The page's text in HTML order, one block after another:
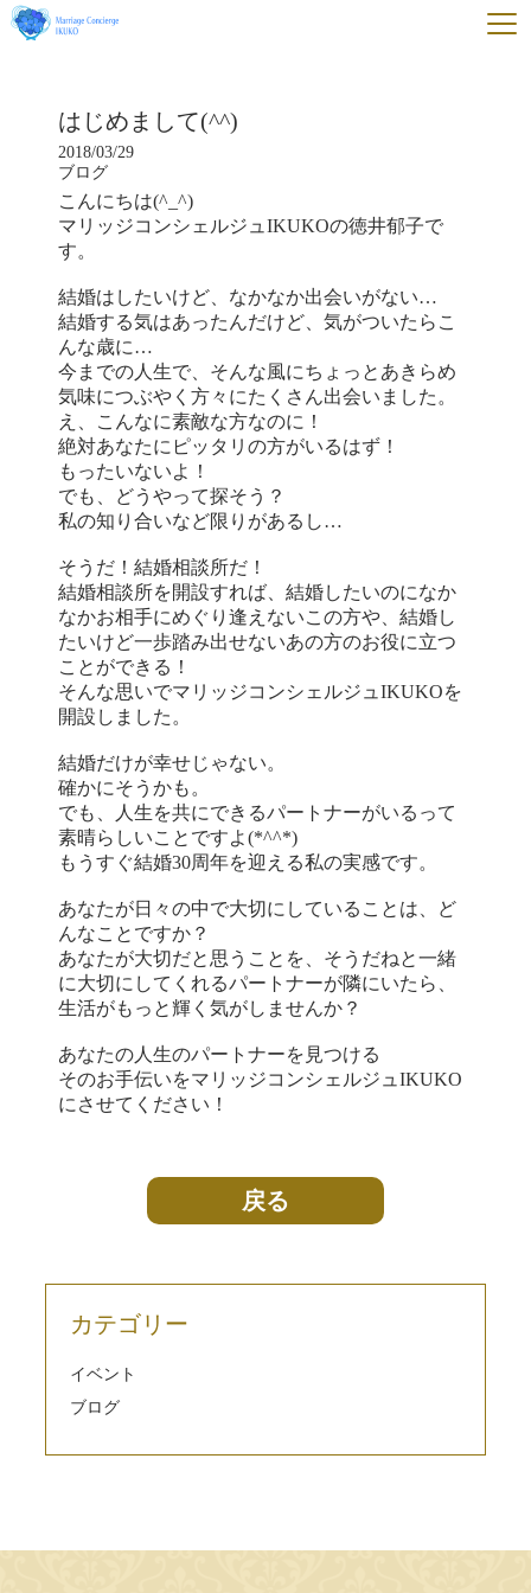
はじめまして(^^)
2018/03/29
ブログ
こんにちは(^_^)
マリッジコンシェルジュIKUKOの徳井郁子で
す。
結婚はしたいけど、なかなか出会いがない…
結婚する気はあったんだけど、気がついたらこ
んな歳に…
今までの人生で、そんな風にちょっとあきらめ
気味につぶやく方々にたくさん出会いました。
え、こんなに素敵な方なのに！
絶対あなたにピッタリの方がいるはず！
もったいないよ！
でも、どうやって探そう？
私の知り合いなど限りがあるし…
そうだ！結婚相談所だ！
結婚相談所を開設すれば、結婚したいのになか
なかお相手にめぐり逢えないこの方や、結婚し
たいけど一歩踏み出せないあの方のお役に立つ
ことができる！
そんな思いでマリッジコンシェルジュIKUKOを
開設しました。
結婚だけが幸せじゃない。
確かにそうかも。
でも、人生を共にできるパートナーがいるって
素晴らしいことですよ(*^^*)
もうすぐ結婚30周年を迎える私の実感です。
あなたが日々の中で大切にしていることは、ど
んなことですか？
あなたが大切だと思うことを、そうだねと一緒
に大切にしてくれるパートナーが隣にいたら、
生活がもっと輝く気がしませんか？
あなたの人生のパートナーを見つける
そのお手伝いをマリッジコンシェルジュIKUKO
にさせてください！
戻る
カテゴリー
イベント
ブログ